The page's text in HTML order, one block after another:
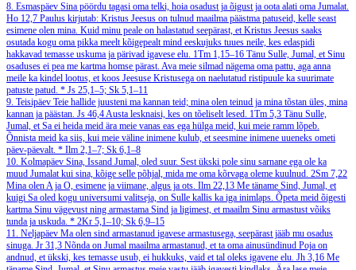
8. Esmaspäev Sina pöördu tagasi oma telki, hoia osadust ja õigust ja oota alati oma Jumalat.
Ho 12,7 Paulus kirjutab: Kristus Jeesus on tulnud maailma päästma patuseid, kelle seast
esimene olen mina. Kuid minu peale on halastatud seepärast, et Kristus Jeesus saaks
osutada kogu oma pikka meelt kõigepealt mind eeskujuks tuues neile, kes edaspidi
hakkavad temasse uskuma ja pärivad igavese elu. 1Tm 1,15–16 Tänu Sulle, Jumal, et Sinu
osaduses ei pea me kartma homse pärast. Ava meie silmad nägema oma pattu, aga anna
meile ka kindel lootus, et koos Jeesuse Kristusega on naelutatud ristipuule ka suurimate
patuste patud. * Js 25,1–5; Sk 5,1–11
9. Teisipäev Teie hallide juusteni ma kannan teid; mina olen teinud ja mina tõstan üles, mina
kannan ja päästan. Js 46,4Austa lesknaisi, kes on tõeliselt lesed. 1Tm 5,3 Tänu Sulle,
Jumal, et Sa ei heida meid ära meie vanas eas ega hülga meid, kui meie ramm lõpeb.
Õnnista meid ka siis, kui meie väline inimene kulub, et seesmine inimene uueneks ometi
päev-päevalt. * Ilm 2,1–7; Sk 6,1–8
10. Kolmapäev Sina, Issand Jumal, oled suur. Sest ükski pole sinu sarnane ega ole ka
muud Jumalat kui sina, kõige selle põhjal, mida me oma kõrvaga oleme kuulnud. 2Sm 7,22
Mina olen A ja O, esimene ja viimane, algus ja ots. Ilm 22,13 Me täname Sind, Jumal, et
kuigi Sa oled kogu universumi valitseja, on Sulle kallis ka iga inimlaps. Õpeta meid õigesti
kartma Sinu vägevust ning armastama Sind ja ligimest, et maailm Sinu armastust võiks
tunda ja uskuda. * 2Kr 5,1–10; Sk 6,9–15
11. Neljapäev Ma olen sind armastanud igavese armastusega, seepärast jääb mu osadus
sinuga. Jr 31,3 Nõnda on Jumal maailma armastanud, et ta oma ainusündinud Poja on
andnud, et ükski, kes temasse usub, ei hukkuks, vaid et tal oleks igavene elu. Jh 3,16 Me